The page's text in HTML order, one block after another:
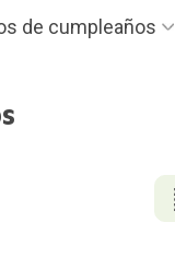
de cumpleaños